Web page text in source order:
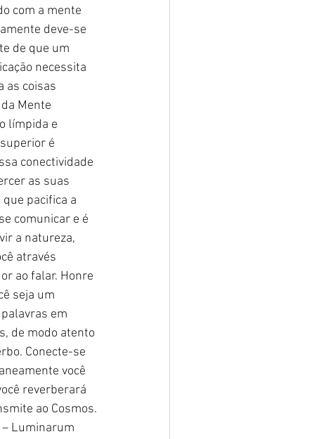
com a mente
deve-se
de que um
necessita
as coisas
Mente
límpida e
é
conectividade
as suas
pacifica a
comunicar e é
a natureza,
através
ao falar. Honre
seja um
em
de modo atento
Conecte-se
você
reverberará
ao Cosmos.
– Luminarum